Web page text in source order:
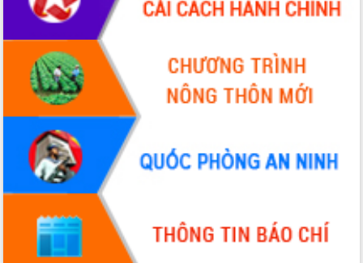
Tăng cường giám sát, đôn đốc thực
hiện nhiệm vụ quản lý tài sản công
hàng tuần
Tháo gỡ những vướng mắc, đẩy mạnh
công tác cải cách thủ tục hành chính
tại Trung tâm Phục vụ hành chính
công tỉnh
Đắk Lắk: Tôn vinh 46 giải pháp tại Hội
thi Sáng tạo Kỹ thuật 2024 - 2025
Đắk Lắk rà soát, điều chỉnh Đề án 190
về phát triển nuôi trồng thủy sản
Phó Chủ tịch UBND tỉnh Đắk Lắk
Trương Công Thái kiểm tra thực địa
Dự án cao tốc Khánh Hòa - Buôn Ma
Thuột